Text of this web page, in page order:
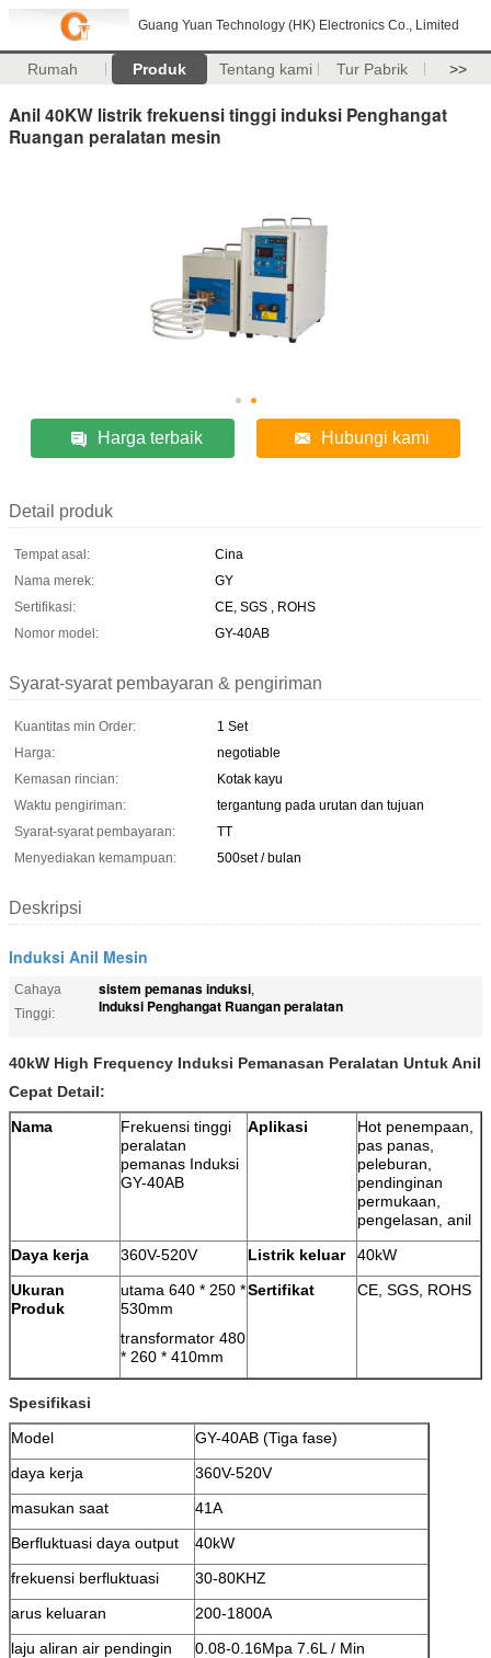
Guang Yuan Technology (HK) Electronics Co., Limited
Rumah Produk Tentang kami Tur Pabrik >>
Anil 40KW listrik frekuensi tinggi induksi Penghangat
Ruangan peralatan mesin
Harga terbaik Hubungi kami
Detail produk
Tempat asal:
Cina
Nama merek:
GY
Sertifikasi:
CE, SGS , ROHS
Nomor model:
GY-40AB
Syarat-syarat pembayaran & pengiriman
Kuantitas min Order:
1 Set
Harga:
negotiable
Kemasan rincian:
Kotak kayu
Waktu pengiriman:
tergantung pada urutan dan tujuan
Syarat-syarat pembayaran:
TT
Menyediakan kemampuan:
500set / bulan
Deskripsi
Induksi Anil Mesin
Cahaya
Tinggi:
sistem pemanas induksi,
Induksi Penghangat Ruangan peralatan
40kW High Frequency Induksi Pemanasan Peralatan Untuk Anil
Cepat Detail:
Nama
Frekuensi tinggi
peralatan
pemanas Induksi
GY-40AB
Aplikasi
Hot penempaan,
pas panas,
peleburan,
pendinginan
permukaan,
pengelasan, anil
Daya kerja
360V-520V Listrik keluar
40kW
Ukuran
Produk
utama 640 * 250 *
530mm
transformator 480
* 260 * 410mm
Sertifikat CE, SGS, ROHS
Spesifikasi
Model
GY-40AB (Tiga fase)
daya kerja
360V-520V
masukan saat
41A
Berfluktuasi daya output
40kW
frekuensi berfluktuasi
30-80KHZ
arus keluaran
200-1800A
laju aliran air pendingin
0.08-0.16Mpa 7.6L / Min